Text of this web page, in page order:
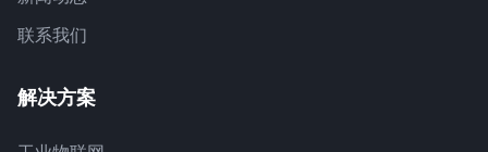
联系我们
解决方案